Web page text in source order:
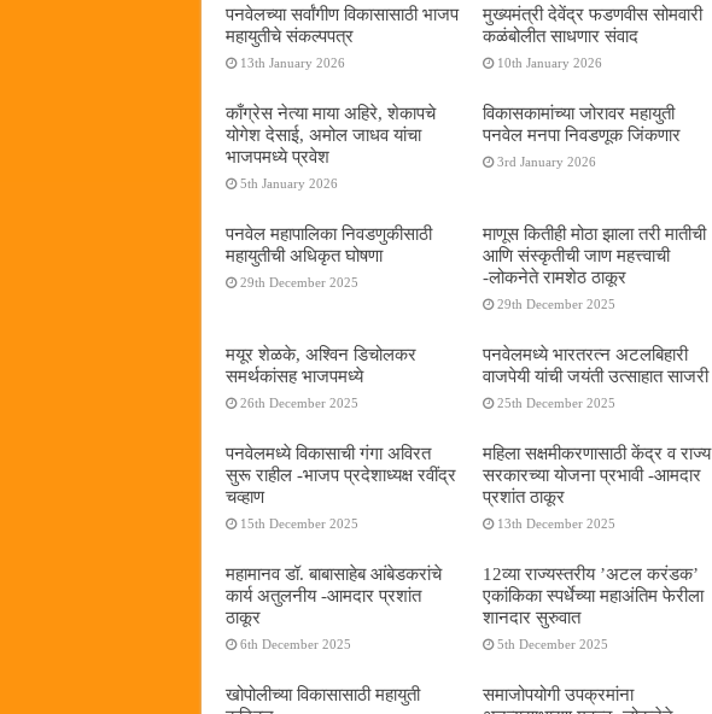
पनवेलच्या सर्वांगीण विकासासाठी भाजप
महायुतीचे संकल्पपत्र
13th January 2026
मुख्यमंत्री देवेंद्र फडणवीस सोमवारी
कळंबोलीत साधणार संवाद
10th January 2026
काँग्रेस नेत्या माया अहिरे, शेकापचे
योगेश देसाई, अमोल जाधव यांचा
भाजपमध्ये प्रवेश
5th January 2026
विकासकामांच्या जोरावर महायुती
पनवेल मनपा निवडणूक जिंकणार
3rd January 2026
पनवेल महापालिका निवडणुकीसाठी
महायुतीची अधिकृत घोषणा
29th December 2025
माणूस कितीही मोठा झाला तरी मातीची
आणि संस्कृतीची जाण महत्त्वाची
-लोकनेते रामशेठ ठाकूर
29th December 2025
मयूर शेळके, अश्विन डिचोलकर
समर्थकांसह भाजपमध्ये
26th December 2025
पनवेलमध्ये भारतरत्न अटलबिहारी
वाजपेयी यांची जयंती उत्साहात साजरी
25th December 2025
पनवेलमध्ये विकासाची गंगा अविरत
सुरू राहील -भाजप प्रदेशाध्यक्ष रवींद्र
चव्हाण
15th December 2025
महिला सक्षमीकरणासाठी केंद्र व राज्य
सरकारच्या योजना प्रभावी -आमदार
प्रशांत ठाकूर
13th December 2025
महामानव डॉ. बाबासाहेब आंबेडकरांचे
कार्य अतुलनीय -आमदार प्रशांत
ठाकूर
6th December 2025
12व्या राज्यस्तरीय ’अटल करंडक’
एकांकिका स्पर्धेच्या महाअंतिम फेरीला
शानदार सुरुवात
5th December 2025
खोपोलीच्या विकासासाठी महायुती
समाजोपयोगी उपक्रमांना